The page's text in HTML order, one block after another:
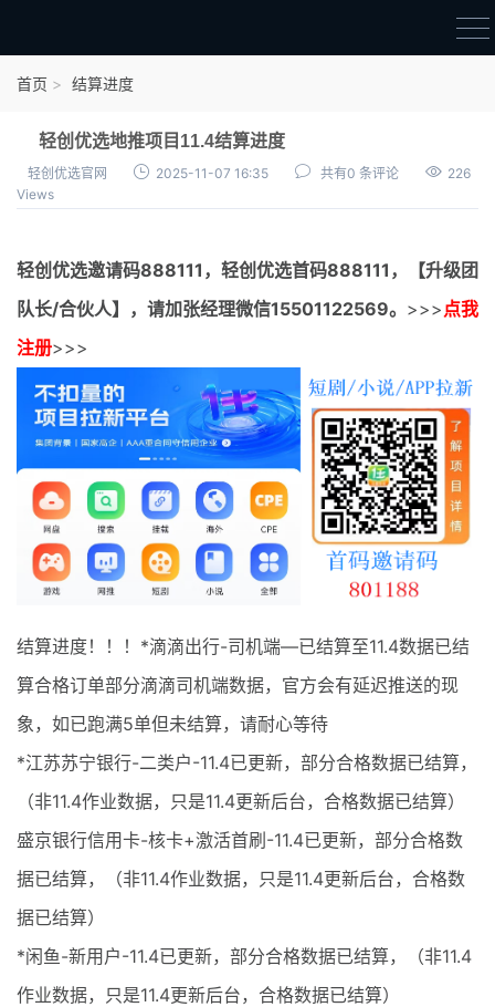
结算进度
团队长扶持
充场项目报价
无人直播
电商入门
最新通知
项目介绍
首页 结算进度
轻创优选地推项目11.4结算进度
轻创优选官网 2025-11-07 16:35 共有0 条评论
226
Views
轻创优选邀请码888111， 轻创优选首码888111，【升级团
队长/合伙人】，请加张经理微信15501122569。 >>>点我
注册>>>
结算进度！！！*滴滴出行-司机端—已结算至11.4数据已结
算合格订单部分滴滴司机端数据，官方会有延迟推送的现
象，如已跑满5单但未结算，请耐心等待
*江苏苏宁银行-二类户-11.4已更新，部分合格数据已结算，
（非11.4作业数据，只是11.4更新后台，合格数据已结算）
盛京银行信用卡-核卡+激活首刷-11.4已更新，部分合格数
据已结算，（非11.4作业数据，只是11.4更新后台，合格数
据已结算）
*闲鱼-新用户-11.4已更新，部分合格数据已结算，（非11.4
作业数据，只是11.4更新后台，合格数据已结算）